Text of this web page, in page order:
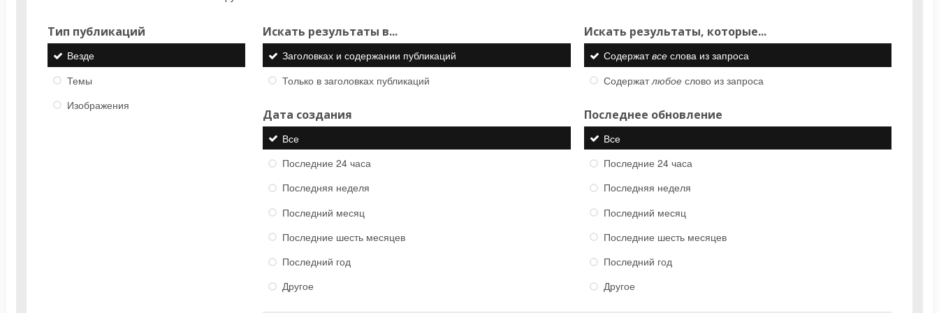
Тип публикаций
Везде
Темы
Изображения
Искать результаты в...
Заголовках и содержании публикаций
Только в заголовках публикаций
Искать результаты, которые...
Содержатвсеслова из запроса
Содержатлюбоеслово из запроса
Дата создания
Все
Последние 24 часа
Последняя неделя
Последний месяц
Последние шесть месяцев
Последний год
Другое
Последнее обновление
Все
Последние 24 часа
Последняя неделя
Последний месяц
Последние шесть месяцев
Последний год
Другое